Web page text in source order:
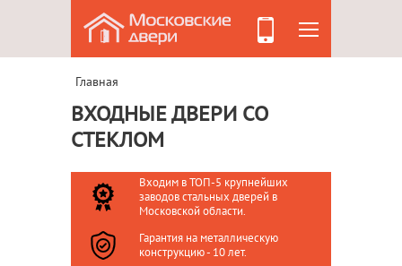
Главная
ВХОДНЫЕ ДВЕРИ СО
СТЕКЛОМ
Входим в ТОП-5 крупнейших
заводов стальных дверей в
Московской области.
Гарантия на металлическую
конструкцию - 10 лет.